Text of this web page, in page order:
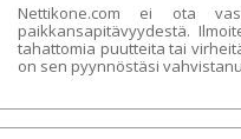
Nettikone.com ei ota
paikkansapitävyydestä.
tahattomia puutteita tai
on sen pyynnöstäsi